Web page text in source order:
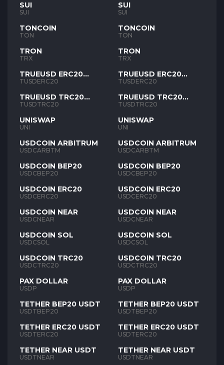
SUI
SUI
TONCOIN
TON
TRON
TRX
TRUEUSD ERC20
TUSD
TUSDERC20
TRUEUSD TRC20
TUSD
TUSDTRC20
UNISWAP
UNI
USDCOIN ARBITRUM
USDCARBTM
USDCOIN BEP20
USDCBEP20
USDCOIN ERC20
USDCERC20
USDCOIN NEAR
USDCNEAR
USDCOIN SOL
USDCSOL
USDCOIN TRC20
USDCTRC20
PAX DOLLAR
USDP
TETHER BEP20 USDT
USDTBEP20
TETHER ERC20 USDT
USDTERC20
TETHER NEAR USDT
USDTNEAR
SUI
SUI
TONCOIN
TON
TRON
TRX
TRUEUSD ERC20
TUSD
TUSDERC20
TRUEUSD TRC20
TUSD
TUSDTRC20
UNISWAP
UNI
USDCOIN ARBITRUM
USDCARBTM
USDCOIN BEP20
USDCBEP20
USDCOIN ERC20
USDCERC20
USDCOIN NEAR
USDCNEAR
USDCOIN SOL
USDCSOL
USDCOIN TRC20
USDCTRC20
PAX DOLLAR
USDP
TETHER BEP20 USDT
USDTBEP20
TETHER ERC20 USDT
USDTERC20
TETHER NEAR USDT
USDTNEAR